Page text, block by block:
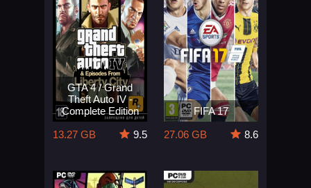
GTA 4 / Grand
Theft Auto IV -
Complete Edition
13.27 GB
9.5
FIFA 17
27.06 GB
8.6